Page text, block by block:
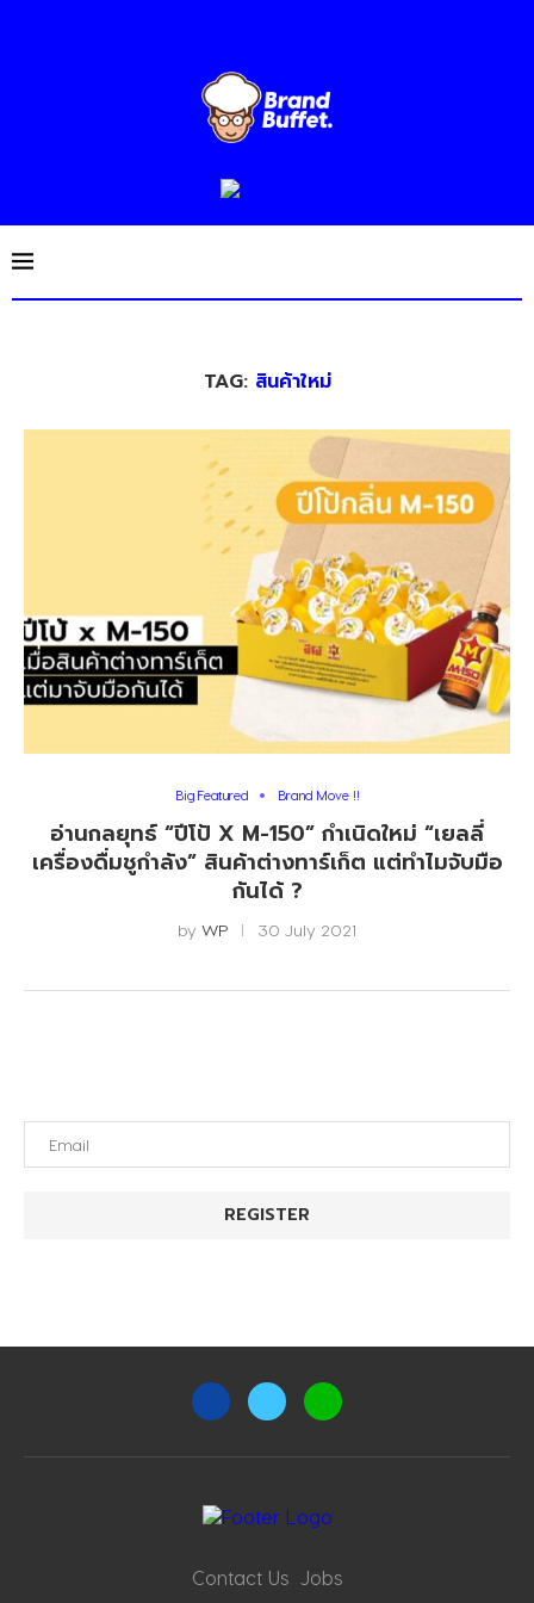
TAG: สินค้าใหม่
Big Featured Brand Move !!
อ่านกลยุทธ์ “ปีโป้ X M-150” กำเนิดใหม่ “เยลลี่
เครื่องดื่มชูกำลัง” สินค้าต่างทาร์เก็ต แต่ทำไมจับมือ
กันได้ ?
by WP 30 July 2021
Contact Us Jobs